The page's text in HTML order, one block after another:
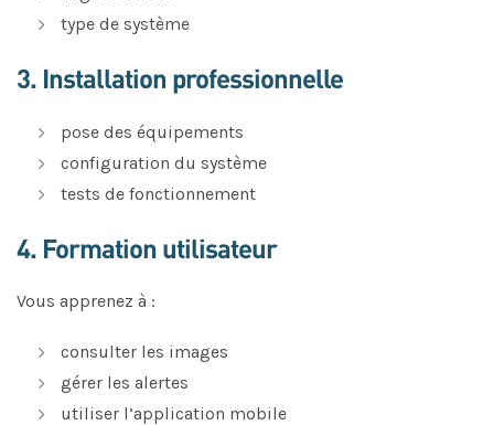
type de système
3. Installation professionnelle
pose des équipements
configuration du système
tests de fonctionnement
4. Formation utilisateur
Vous apprenez à :
consulter les images
gérer les alertes
utiliser l’application mobile